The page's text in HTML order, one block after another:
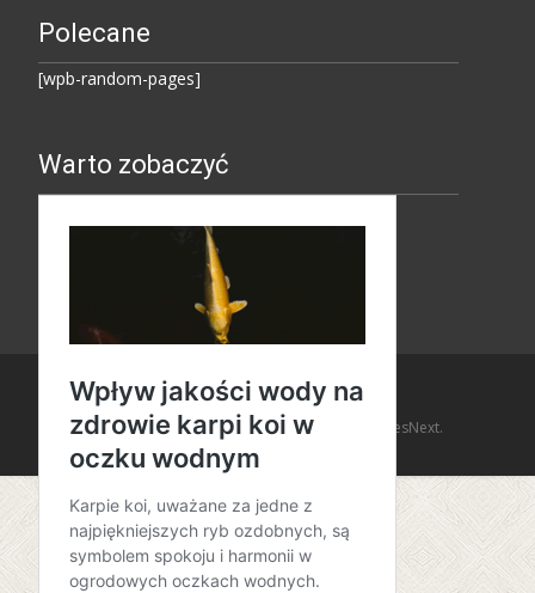
Polecane
[wpb-random-pages]
Warto zobaczyć
Copyright © Amaro Design
Powered by WordPress, Themei-design by TemplatesNext.